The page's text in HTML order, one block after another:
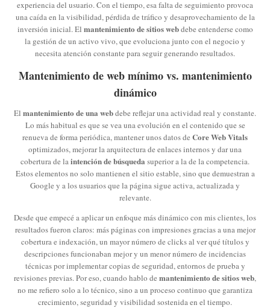
experiencia del usuario. Con el tiempo, esa falta de seguimiento provoca
una caída en la visibilidad, pérdida de tráfico y desaprovechamiento de la
inversión inicial. El mantenimiento de sitios webdebe entenderse como
la gestión de un activo vivo, que evoluciona junto con el negocio y
necesita atención constante para seguir generando resultados.
Mantenimiento de web mínimo vs. mantenimiento
dinámico
El mantenimiento de una webdebe reflejar una actividad real y constante.
Lo más habitual es que se vea una evolución en el contenido que se
renueva de forma periódica, mantener unos datos de Core Web Vitals
optimizados, mejorar la arquitectura de enlaces internos y dar una
cobertura de la intención de búsqueda superior a la de la competencia.
Estos elementos no solo mantienen el sitio estable, sino que demuestran a
Google y a los usuarios que la página sigue activa, actualizada y
relevante.
Desde que empecé a aplicar un enfoque más dinámico con mis clientes, los
resultados fueron claros: más páginas con impresiones gracias a una mejor
cobertura e indexación, un mayor número de clicks al ver qué títulos y
descripciones funcionaban mejor y un menor número de incidencias
técnicas por implementar copias de seguridad, entornos de prueba y
revisiones previas. Por eso, cuando hablo de mantenimiento de sitios web,
no me refiero solo a lo técnico, sino a un proceso continuo que garantiza
crecimiento, seguridad y visibilidad sostenida en el tiempo.